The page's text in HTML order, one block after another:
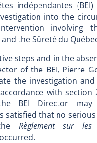
indépendantes (BEI)
into the
involving
the Sûreté du
steps and in the
of the BEI, Pierre
the investigation and
accordance with section
BEI Director
satisfied that no
Règlement sur les